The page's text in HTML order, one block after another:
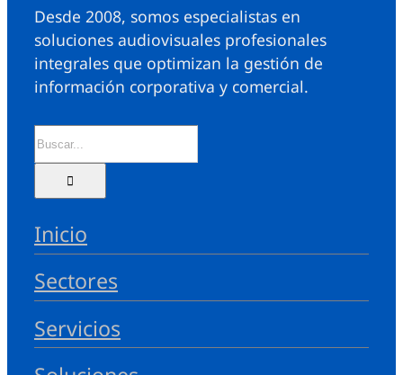
Desde 2008, somos especialistas en
soluciones audiovisuales profesionales
integrales que optimizan la gestión de
información corporativa y comercial.
Inicio
Sectores
Servicios